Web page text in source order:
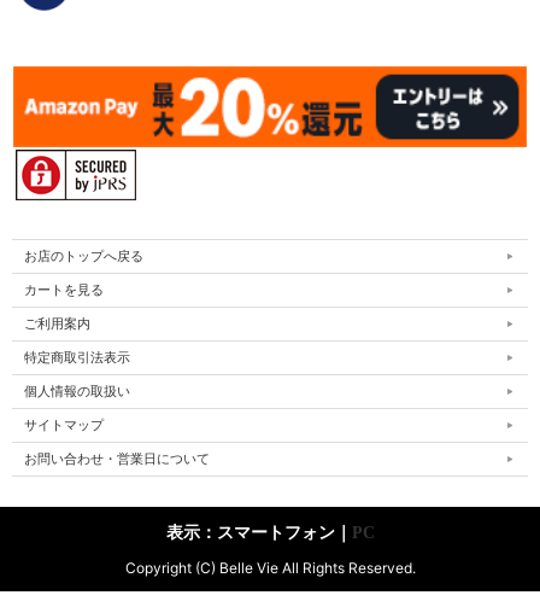
お店のトップへ戻る
カートを見る
ご利用案内
特定商取引法表示
個人情報の取扱い
サイトマップ
お問い合わせ・営業日について
表示：スマートフォン｜ PC
Copyright (C) Belle Vie All Rights Reserved.